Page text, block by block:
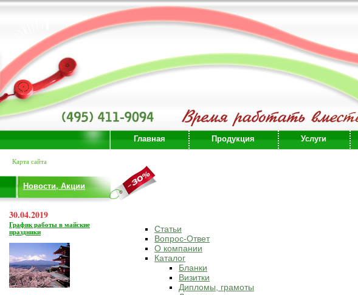
Главная Продукция Услуги
Карта сайта
Новости, Акции
30.04.2019
График работы в майские
праздники
Статьи
Вопрос-Ответ
О компании
Каталог
Бланки
Визитки
Дипломы, грамоты